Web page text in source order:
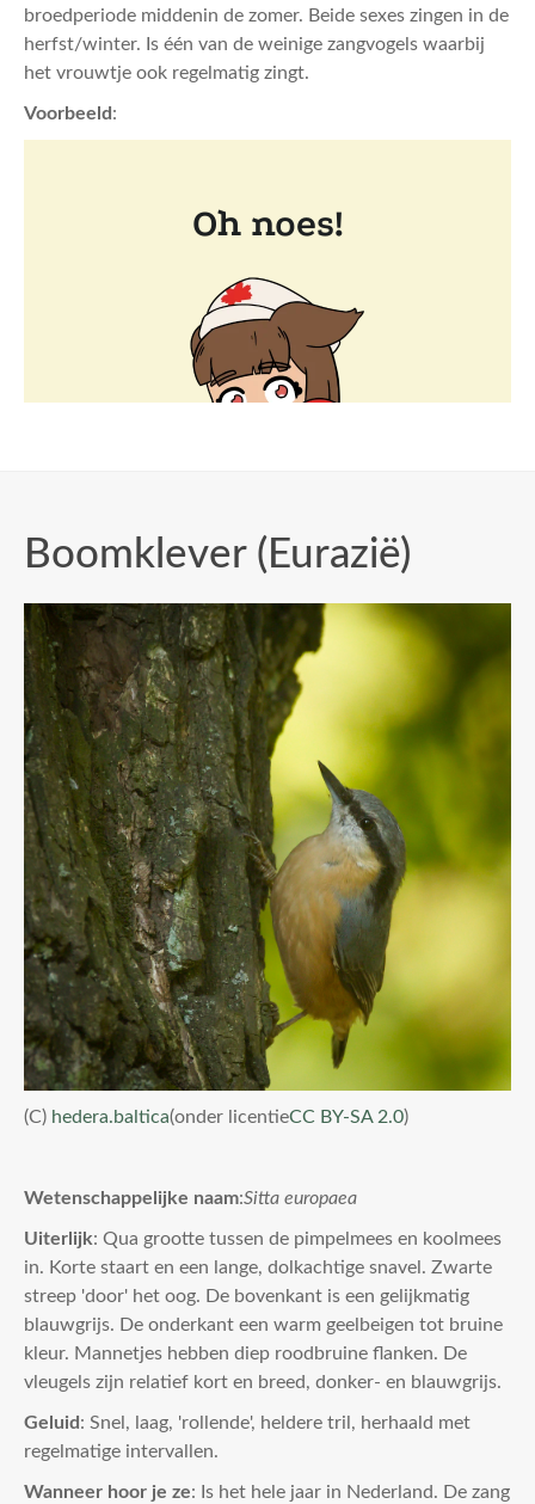
broedperiode middenin de zomer. Beide sexes zingen in de
herfst/winter. Is één van de weinige zangvogels waarbij
het vrouwtje ook regelmatig zingt.
Voorbeeld :
Boomklever (Eurazië)
(C) hedera.baltica(onder licentieCC BY-SA 2.0)
Wetenschappelijke naam:Sitta europaea
Uiterlijk: Qua grootte tussen de pimpelmees en koolmees
in. Korte staart en een lange, dolkachtige snavel. Zwarte
streep 'door' het oog. De bovenkant is een gelijkmatig
blauwgrijs. De onderkant een warm geelbeigen tot bruine
kleur. Mannetjes hebben diep roodbruine flanken. De
vleugels zijn relatief kort en breed, donker- en blauwgrijs.
Geluid : Snel, laag, 'rollende', heldere tril, herhaald met
regelmatige intervallen.
Wanneer hoor je ze: Is het hele jaar in Nederland. De zang